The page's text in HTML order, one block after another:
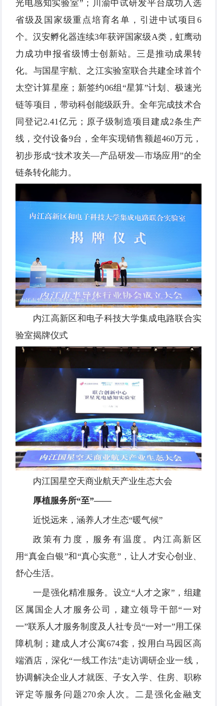
光电感知实验室”；川渝中试研发平台成功入选
省级及国家级重点培育名单，引进中试项目6
个。汉安孵化器连续3年获评国家级A类，虹鹰动
力成功申报省级博士创新站。三是推动成果转
化。与国星宇航、之江实验室联合共建全球首个
太空计算星座；新签约06组“星算”计划、极速光
链等项目，带动科创能级跃升。全年完成技术合
同登记2.41亿元；原子级制造项目建成2条生产
线，交付设备9台，全年实现销售额超460万元，
初步形成“技术攻关—产品研发—市场应用”的全
链条转化能力。
内江高新区和电子科技大学集成电路联合实
验室揭牌仪式
内江国星空天商业航天产业生态大会
厚植服务所“至”——
近悦远来，涵养人才生态“暖气候”
政策有力度，服务有温度。内江高新区
用“真金白银”和“真心实意”，让人才安心创业、
舒心生活。
一是强化精准服务。设立“人才之家”，组建
区属国企人才服务公司，建立领导干部“一对
一”联系人才服务制度及人社专员“一对一”用工保
障机制；建成人才公寓674套，投用白马园区高
端酒店，深化“一线工作法”走访调研企业一线，
协调解决企业人才就医、子女入学、住房、职称
评定等服务问题270余人次。二是强化金融支